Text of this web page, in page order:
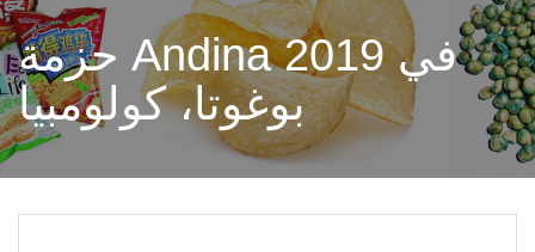
حزمة Andina 2019 في
بوغوتا، كولومبيا